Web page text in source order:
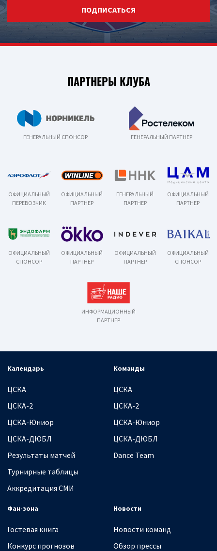
ПОДПИСАТЬСЯ
ПАРТНЕРЫ КЛУБА
ГЕНЕРАЛЬНЫЙ СПОНСОР ГЕНЕРАЛЬНЫЙ ПАРТНЕР
ОФИЦИАЛЬНЫЙ
ПЕРЕВОЗЧИК
ОФИЦИАЛЬНЫЙ
ПАРТНЕР
ГЕНЕРАЛЬНЫЙ
ПАРТНЕР
ОФИЦИАЛЬНЫЙ
ПАРТНЕР
ОФИЦИАЛЬНЫЙ
СПОНСОР
ОФИЦИАЛЬНЫЙ
ПАРТНЕР
ОФИЦИАЛЬНЫЙ
ПАРТНЕР
ОФИЦИАЛЬНЫЙ
СПОНСОР
ИНФОРМАЦИОННЫЙ
ПАРТНЕР
Календарь
ЦСКА
ЦСКА-2
ЦСКА-Юниор
ЦСКА-ДЮБЛ
Результаты матчей
Турнирные таблицы
Аккредитация СМИ
Команды
ЦСКА
ЦСКА-2
ЦСКА-Юниор
ЦСКА-ДЮБЛ
Dance Team
Фан-зона
Гостевая книга
Конкурс прогнозов
Новости
Новости команд
Обзор прессы